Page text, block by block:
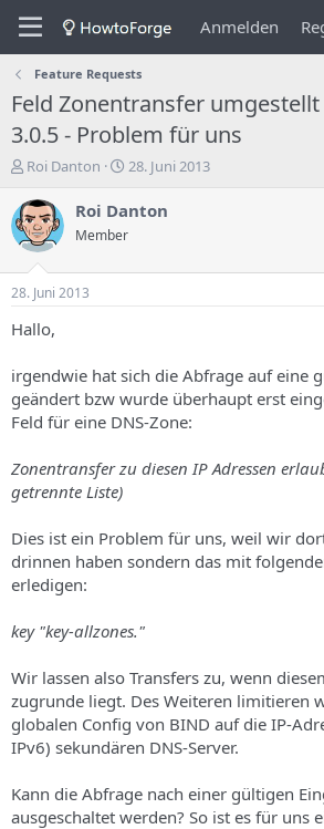
Anmelden
Feature Requests
Feld Zonentransfer
3.0.5 - Problem für uns
E
s
t
e
e
r
s
T
h
m
a
s
Roi Danton
E
s
d
a
t
m
28. Juni 2013
Roi Danton
Member
28. Juni 2013
Hallo,
irgendwie hat sich die Abfrage auf eine
geändert bzw wurde überhaupt erst
Feld für eine DNS-Zone:
Zonentransfer zu diesen IP Adressen
getrennte Liste)
Dies ist ein Problem für uns, weil wir
drinnen haben sondern das mit
erledigen:
key "key-allzones."
Wir lassen also Transfers zu, wenn
zugrunde liegt. Des Weiteren limitieren
globalen Config von BIND auf die IP-
IPv6) sekundären DNS-Server.
Kann die Abfrage nach einer gültigen
ausgeschaltet werden? So ist es für uns